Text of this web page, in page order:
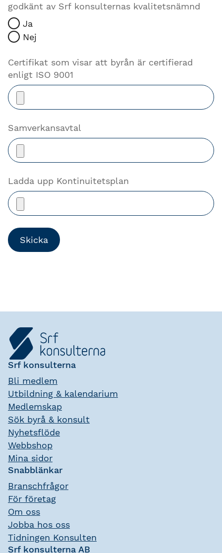
godkänt av Srf konsulternas kvalitetsnämnd
Ja
Nej
Certifikat som visar att byrån är certifierad
enligt ISO 9001
Samverkansavtal
Ladda upp Kontinuitetsplan
Skicka
Srf konsulterna
Bli medlem
Utbildning & kalendarium
Medlemskap
Sök byrå & konsult
Nyhetsflöde
Webbshop
Mina sidor
Snabblänkar
Branschfrågor
För företag
Om oss
Jobba hos oss
Tidningen Konsulten
Srf konsulterna AB